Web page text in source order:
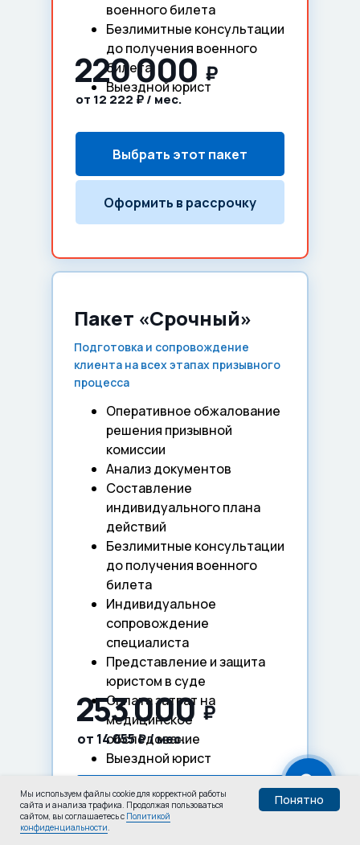
Пакет «Срочный»
Оперативное обжалование
решения призывной
комиссии
Анализ документов
Составление
индивидуального плана
действий
Безлимитные консультации
до получения военного
билета
Индивидуальное
сопровождение
специалиста
Представление и защита
юристом в суде
Оплата затрат на
медицинское
обследование
Выездной юрист
Выбрать этот пакет
Подготовка и сопровождение
клиента на всех этапах призывного
процесса
253 000 ₽
от 14 055 ₽ / мес.
военного билета
Безлимитные консультации
до получения военного
билета
Выездной юрист
Выбрать этот пакет
от 12 222 ₽ / мес.
₽
220 000
Оформить в рассрочку
Мы используем файлы cookie для корректной работы
сайта и анализа трафика. Продолжая пользоваться
сайтом, вы соглашаетесь с Политикой
конфиденциальности.
Понятно